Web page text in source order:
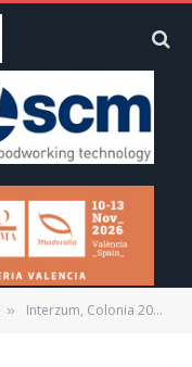
» Interzum, Colonia 2021